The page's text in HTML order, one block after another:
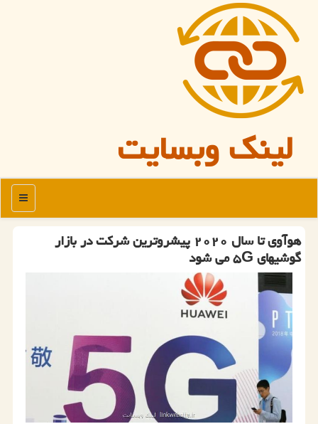
لینک وبسایت
منو
هوآوی تا سال ۲۰۲۰ پیشروترین شركت در بازار
گوشیهای ۵G می شود